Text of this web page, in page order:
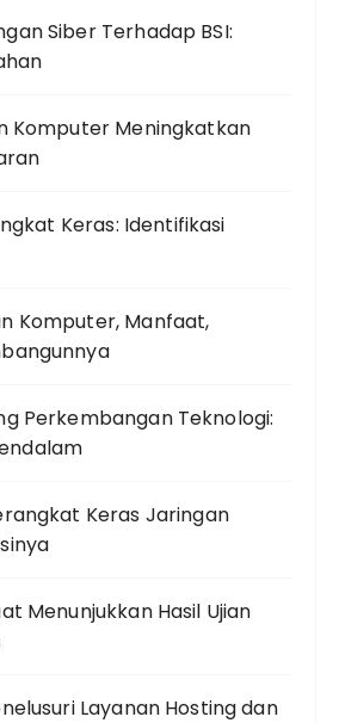
Siber Terhadap BSI:
Komputer Meningkatkan
Keras: Identifikasi
Komputer, Manfaat,
Perkembangan Teknologi:
Keras Jaringan
Menunjukkan Hasil Ujian
Layanan Hosting dan